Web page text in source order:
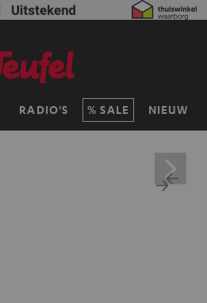
RADIO'S SALE NIEUW